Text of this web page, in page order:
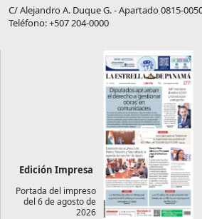
C/ Alejandro A. Duque G. - Apartado 0815-
Teléfono: +507 204-0000
Edición Impresa
Portada del impreso
del 6 de agosto de
2026